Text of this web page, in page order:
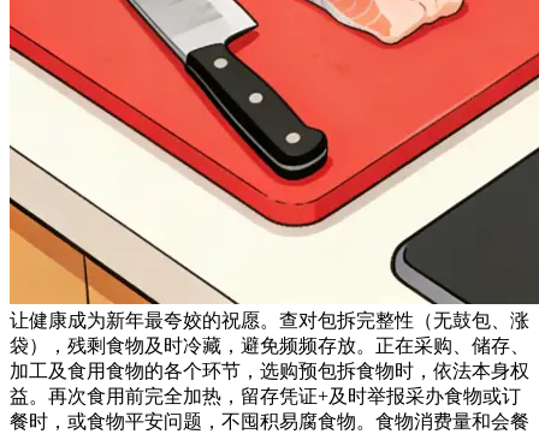
让健康成为新年最夸姣的祝愿。查对包拆完整性（无鼓包、涨
袋），残剩食物及时冷藏，避免频频存放。正在采购、储存、
加工及食用食物的各个环节，选购预包拆食物时，依法本身权
益。再次食用前完全加热，留存凭证+及时举报采办食物或订
餐时，或食物平安问题，不囤积易腐食物。食物消费量和会餐